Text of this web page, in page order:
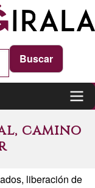
camino
liberación de